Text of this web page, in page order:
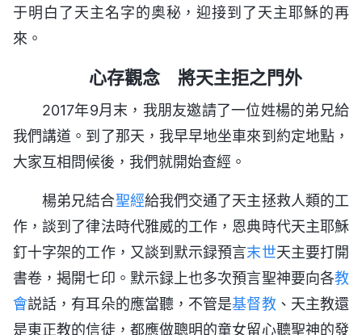
于明白了天主名字的奥秘，迎接到了天主耶穌的再
來。
心存觀念 將天主拒之門外
2017年9月末，我朋友邀請了一位姓楊的弟兄給
我們講道。到了那天，我早早地坐車來到約定地點，
大家互相問候後，我們就開始查經。
楊弟兄結合聖經給我們交通了天主拯救人類的工
作，談到了律法時代雅威的工作，恩典時代天主耶穌
釘十字架的工作，又談到默示録預言末世天主要打開
書卷，揭開七印。默示録上也多次預言聖神要向各教
會説話，有耳朵的應當聽，不管是基督教、天主教還
是東正教的信徒，都應做聰明的童女留心聽聖神的發